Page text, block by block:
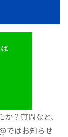
？質問など、
ではお知らせ